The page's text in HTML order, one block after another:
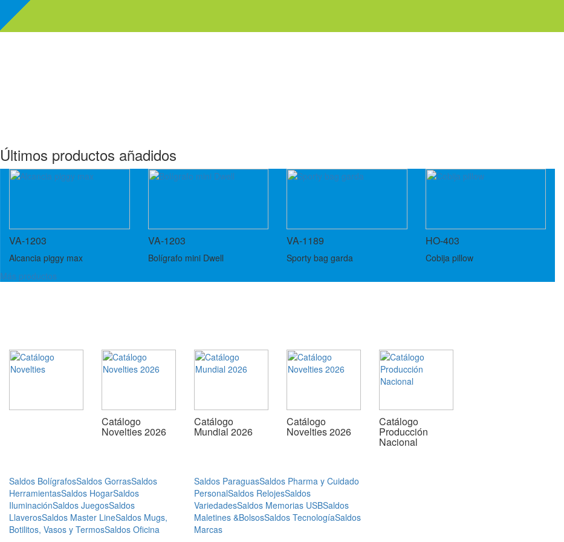
Últimos productos añadidos
VA-1203
Alcancia piggy max
VA-1203
Bolígrafo mini Dwell
VA-1189
Sporty bag garda
HO-403
Cobija pillow
Más productos
Catálogo
Novelties 2026
Catálogo
Mundial 2026
Catálogo
Novelties 2026
Catálogo
Producción
Nacional
Saldos BolígrafosSaldos GorrasSaldos
HerramientasSaldos HogarSaldos
IluminaciónSaldos JuegosSaldos
LlaverosSaldos Master LineSaldos Mugs,
Botilitos, Vasos y TermosSaldos Oficina
Saldos ParaguasSaldos Pharma y Cuidado
PersonalSaldos RelojesSaldos
VariedadesSaldos Memorias USBSaldos
Maletines &BolsosSaldos TecnologíaSaldos
Marcas